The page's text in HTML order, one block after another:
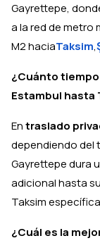
Gayrettepe,
a la red de metro
M2 haciaTaksim,
¿Cuánto
Estambul hasta
Entraslado
dependiendo del
Gayrettepe dura
adicional hasta
Taksim
¿Cuál es la